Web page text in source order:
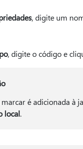
, digite um
, digite o código e
é adicionada à
local.